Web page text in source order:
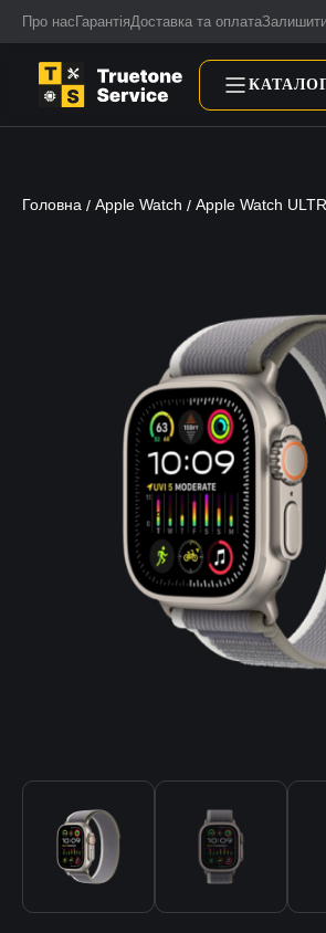
Про нас ГарантіяДоставка та оплата
Головна / Apple Watch / Apple Watch